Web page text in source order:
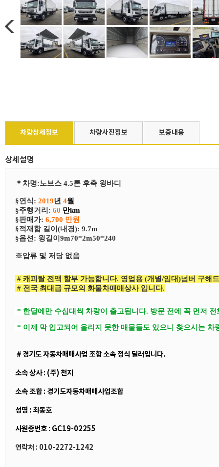
차량상세정보 차량사진정보 보증내용
상세설명
＊ 차명:노브스 4.5톤 후축 윙바디
§연식: 2019년 4월
§​주행거리: 60 만km
§​판매가: 6,700 만원
§​적재함 길이(내경): 9.7m
§​​옵션: 윙길이9m70*2m50*240
※압류 및 저당 없음
# 캐피탈 전액 할부 가능합니다. 영업용 (개별/임대)넘버 구해
# 전국 최대급 규모의 화물차매매상사 입니다.
* 한달에만 수십대씩 차량이 출고됩니다. 방문 전에 꼭 먼저 전
* 이제 막 입고되어 올리지 못한 매물들도 있으니 찾으시는 차
＃경기도 자동차매매사업 조합 소속 정식 딜러입니다.
소속 상사 : (주) 천지
소속 조합 : 경기도자동차매매사업조합
성명 : 최동호
사원증번호 : GC19-02255
연락처 : 010-2272-1242